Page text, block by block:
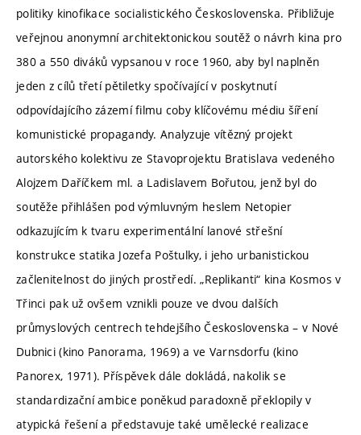
politiky kinofikace socialistického Československa. Přibližuje
veřejnou anonymní architektonickou soutěž o návrh kina pro
380 a 550 diváků vypsanou v roce 1960, aby byl naplněn
jeden z cílů třetí pětiletky spočívající v poskytnutí
odpovídajícího zázemí filmu coby klíčovému médiu šíření
komunistické propagandy. Analyzuje vítězný projekt
autorského kolektivu ze Stavoprojektu Bratislava vedeného
Alojzem Daříčkem ml. a Ladislavem Bořutou, jenž byl do
soutěže přihlášen pod výmluvným heslem Netopier
odkazujícím k tvaru experimentální lanové střešní
konstrukce statika Jozefa Poštulky, i jeho urbanistickou
začlenitelnost do jiných prostředí. „Replikanti“ kina Kosmos v
Třinci pak už ovšem vznikli pouze ve dvou dalších
průmyslových centrech tehdejšího Československa – v Nové
Dubnici (kino Panorama, 1969) a ve Varnsdorfu (kino
Panorex, 1971). Příspěvek dále dokládá, nakolik se
standardizační ambice poněkud paradoxně překlopily v
atypická řešení a představuje také umělecké realizace